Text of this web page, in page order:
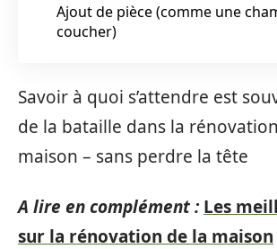
Ajout de pièce (comme une
coucher)
Savoir à quoi s’attendre est
de la bataille dans la
maison – sans perdre la tête
A lire en complément : Les
sur la rénovation de la maison